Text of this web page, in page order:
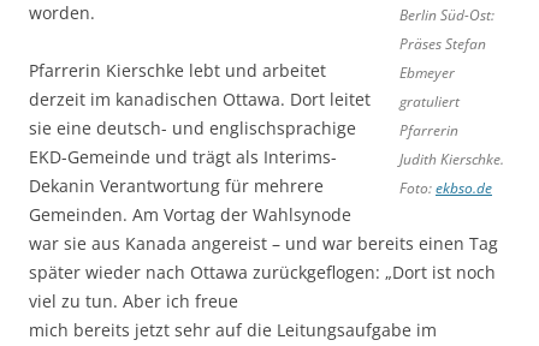
Berlin Süd-Ost:
Präses Stefan
Ebmeyer
gratuliert
Pfarrerin
Judith Kierschke.
Foto:ekbso.de
worden.
Pfarrerin Kierschke lebt und arbeitet
derzeit im kanadischen Ottawa. Dort leitet
sie eine deutsch- und englischsprachige
EKD-Gemeinde und trägt als Interims-
Dekanin Verantwortung für mehrere
Gemeinden. Am Vortag der Wahlsynode
war sie aus Kanada angereist – und war bereits einen Tag
später wieder nach Ottawa zurückgeflogen: „Dort ist noch
viel zu tun. Aber ich freue
mich bereits jetzt sehr auf die Leitungsaufgabe im